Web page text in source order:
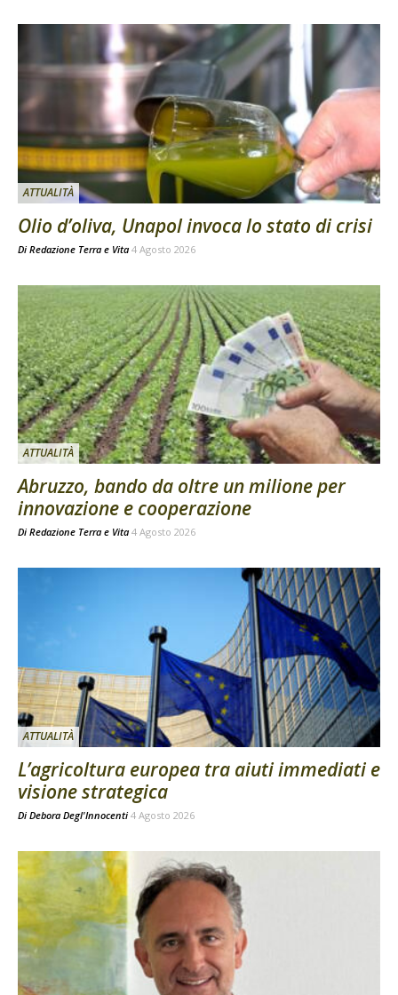
ATTUALITÀ
Olio d’oliva, Unapol invoca lo stato di crisi
Di Redazione Terra e Vita 4 Agosto 2026
ATTUALITÀ
Abruzzo, bando da oltre un milione per
innovazione e cooperazione
Di Redazione Terra e Vita 4 Agosto 2026
ATTUALITÀ
L’agricoltura europea tra aiuti immediati e
visione strategica
Di Debora Degl'Innocenti 4 Agosto 2026